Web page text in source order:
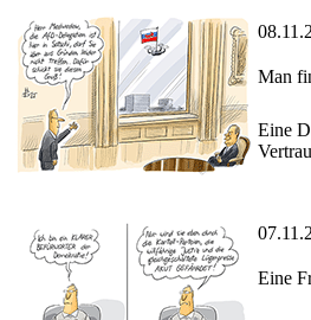
Man
Eine
Eine